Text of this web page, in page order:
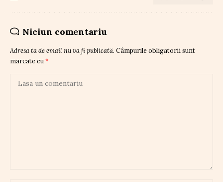
Niciun comentariu
Adresa ta de email nu va fi publicată. Câmpurile obligatorii sunt
marcate cu *